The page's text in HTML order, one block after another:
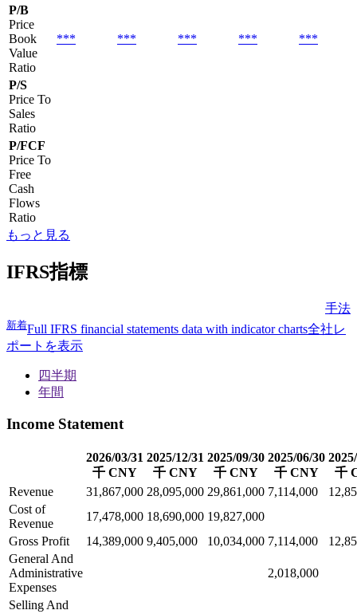
P/B
Price
Book
Value
Ratio
*** *** *** *** ***
P/S
Price To
Sales
Ratio
P/FCF
Price To
Free
Cash
Flows
Ratio
もっと見る
IFRS指標
手法
新着Full IFRS financial statements data with indicator charts全社レ
ポートを表示
四半期
年間
Income Statement
2026/03/31
千 CNY
2025/12/31
千 CNY
2025/09/30
千 CNY
2025/06/30
千 CNY
千
Revenue
31,867,000 28,095,000 29,861,000 7,114,000
Cost of
Revenue
17,478,000 18,690,000 19,827,000
Gross Profit
14,389,000 9,405,000 10,034,000 7,114,000
General And
Administrative
Expenses
2,018,000
Selling And